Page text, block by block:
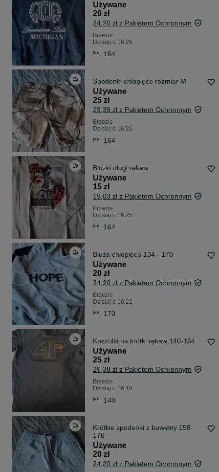
Używane
20 zł
24,20 zł z Pakietem Ochronnym
Brzezie
Dzisiaj o 16:26
164
Spodenki chłopięce rozmiar M
Używane
25 zł
29,38 zł z Pakietem Ochronnym
Brzezie
Dzisiaj o 16:26
164
Bluzki długi rękaw
Używane
15 zł
19,03 zł z Pakietem Ochronnym
Brzezie
Dzisiaj o 16:25
164
Bluza chłopięca 134 - 170
Używane
20 zł
24,20 zł z Pakietem Ochronnym
Brzezie
Dzisiaj o 16:22
170
Koszulki na krótki rękaw 140-164
Używane
25 zł
29,38 zł z Pakietem Ochronnym
Brzezie
Dzisiaj o 16:18
140
Krótkie spodenki z bawełny 158-
176
Używane
20 zł
24,20 zł z Pakietem Ochronnym